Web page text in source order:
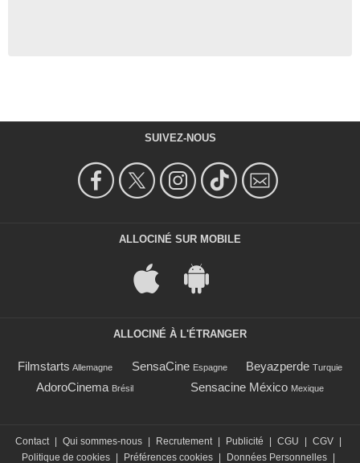
SUIVEZ-NOUS
ALLOCINÉ SUR MOBILE
ALLOCINÉ À L'ÉTRANGER
Filmstarts Allemagne SensaCine Espagne Beyazperde Turquie
AdoroCinema Brésil Sensacine México Mexique
Contact Qui sommes-nous Recrutement Publicité CGU CGV
Politique de cookies
Préférences cookies Données Personnelles